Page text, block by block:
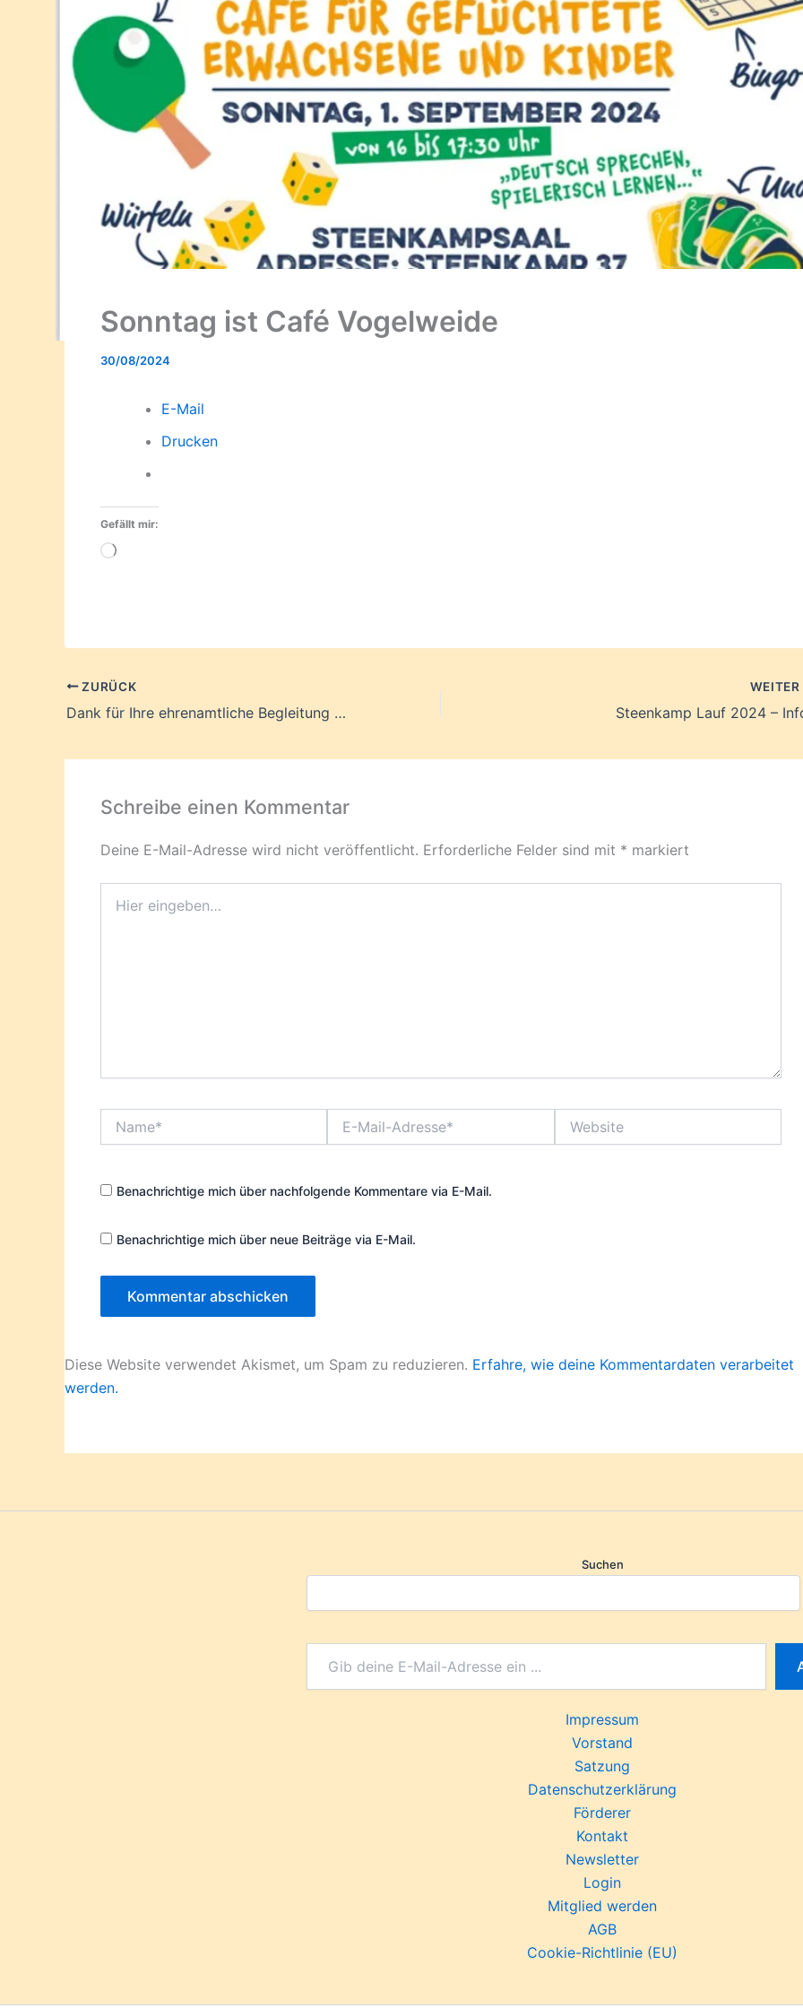
Sonntag ist Café Vogelweide
30/08/2024
E-Mail
Drucken
Gefällt mir:
Wird
ZURÜCK
Dank für Ihre ehrenamtliche Begleitung rund um die Wohnunterkunft Notkestraße
WEITER
Steenkamp Lauf 2024 –
Schreibe einen Kommentar
Deine E-Mail-Adresse wird nicht veröffentlicht. Erforderliche Felder sind mit * markiert
eingeben…
Mail-
Benachrichtige mich über nachfolgende Kommentare via E-Mail.
Benachrichtige mich über neue Beiträge via E-Mail.
Diese Website verwendet Akismet, um Spam zu reduzieren. Erfahre, wie deine Kommentardaten verarbeitet
werden.
Suchen
Impressum
Vorstand
Satzung
Datenschutzerklärung
Förderer
Kontakt
Newsletter
Login
Mitglied werden
AGB
Cookie-Richtlinie (EU)